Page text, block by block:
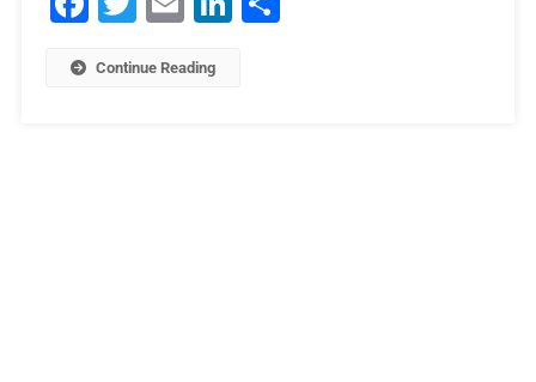
Continue Reading